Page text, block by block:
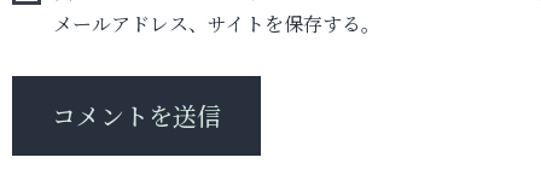
メールアドレス、サイトを保存する。